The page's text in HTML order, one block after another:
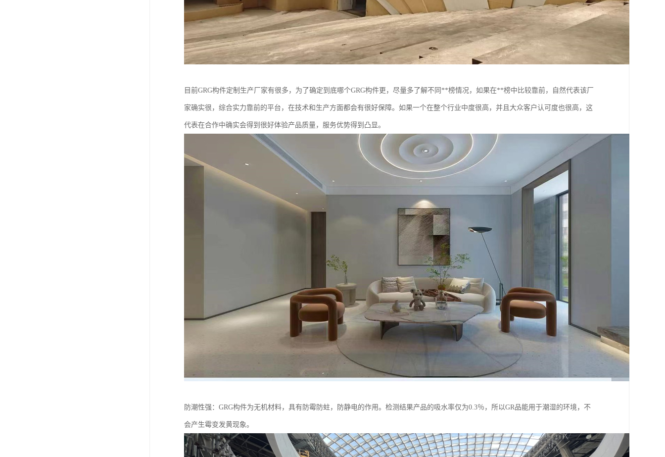
目前GRG构件定制生产厂家有很多，为了确定到底哪个GRG构件更，尽量多了解不同**榜情况，如果在**榜中比较靠前，自然代表该厂
家确实很，综合实力靠前的平台，在技术和生产方面都会有很好保障。如果一个在整个行业中度很高，并且大众客户认可度也很高，这
代表在合作中确实会得到很好体验产品质量，服务优势得到凸显。
防潮性强：GRG构件为无机材料，具有防霉防蛀，防静电的作用。检测结果产品的吸水率仅为0.3％，所以GR品能用于潮湿的环境，不
会产生霉变发黄现象。